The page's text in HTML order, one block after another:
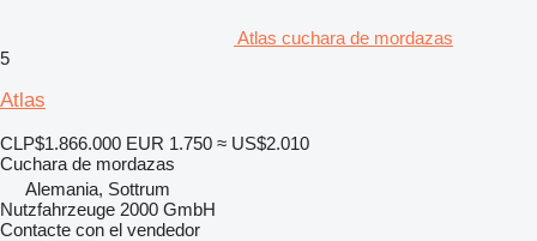
Atlas cuchara de mordazas
5
Atlas
CLP$1.866.000 EUR 1.750 ≈ US$2.010
Cuchara de mordazas
Alemania, Sottrum
Nutzfahrzeuge 2000 GmbH
Contacte con el vendedor